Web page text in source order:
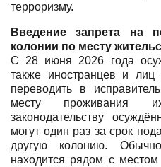
терроризму.
Введение запрета на
колонии по месту
С 28 июня 2026 года
также иностранцев и лиц
переводить в
месту проживания
законодательству
могут один раз за срок
другую колонию.
находится рядом с местом